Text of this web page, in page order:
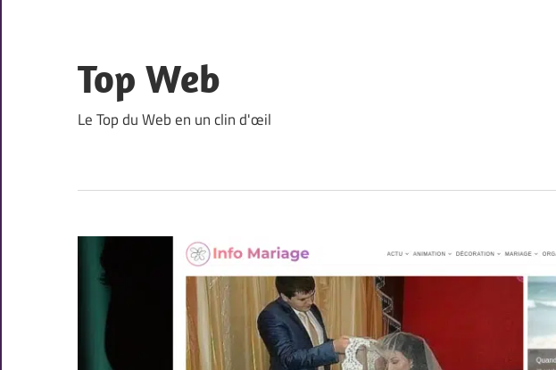
content
Top Web
Le Top du Web en un clin d'œil